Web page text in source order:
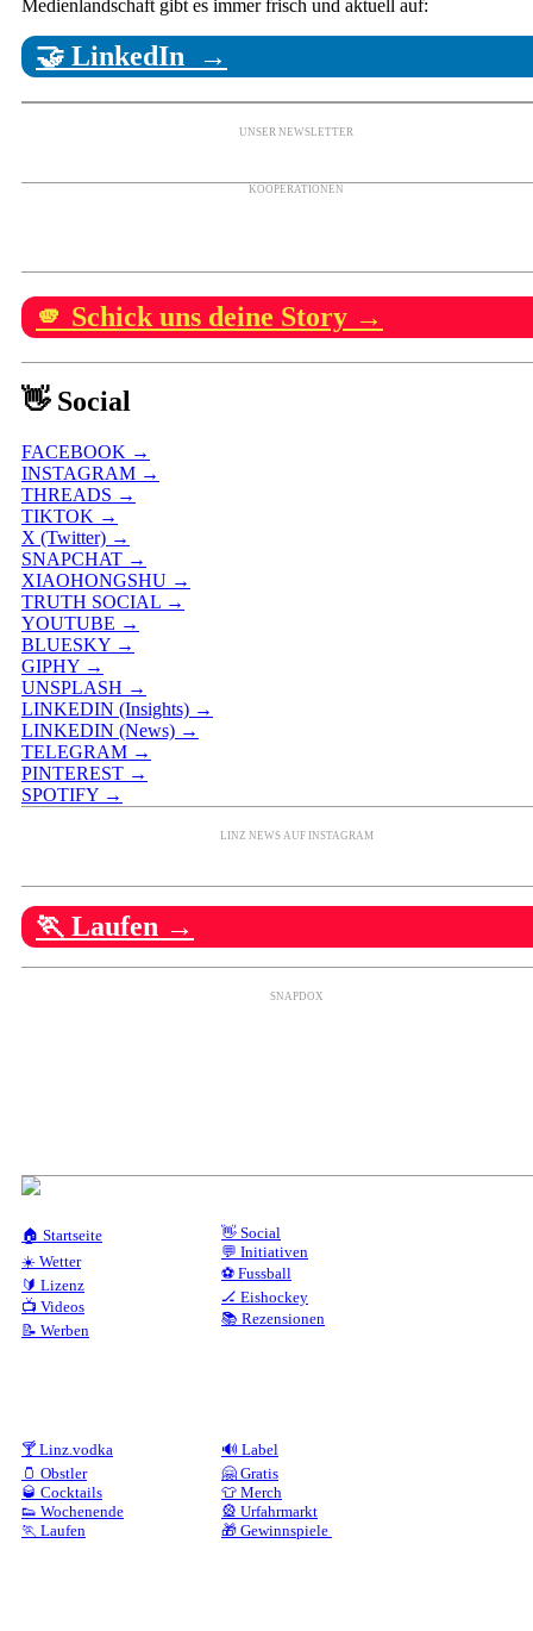
Medienlandschaft gibt es immer frisch und aktuell auf:
🤝 LinkedIn →
UNSER NEWSLETTER
KOOPERATIONEN
🫵 Schick uns deine Story →
👋 Social
FACEBOOK →
INSTAGRAM →
THREADS →
TIKTOK →
X (Twitter) →
SNAPCHAT →
XIAOHONGSHU →
TRUTH SOCIAL →
YOUTUBE →
BLUESKY →
GIPHY →
UNSPLASH →
LINKEDIN (Insights) →
LINKEDIN (News) →
TELEGRAM →
PINTEREST →
SPOTIFY →
LINZ NEWS AUF INSTAGRAM
🏃 Laufen →
SNAPDOX
🏠 Startseite
☀️ Wetter
🔰 Lizenz
📺 Videos
📝 Werben
👋 Social
💬 Initiativen
⚽ Fussball
🏒 Eishockey
📚 Rezensionen
🍸 Linz.vodka
🫙 Obstler
🥃 Cocktails
👟 Wochenende
🏃 Laufen
🔊 Label
🤗 Gratis
👕 Merch
🎡 Urfahrmarkt
🎁 Gewinnspiele